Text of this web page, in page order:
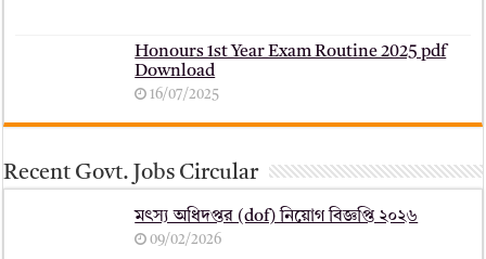
Honours 1st Year Exam Routine 2025 pdf
Download
16/07/2025
Recent Govt. Jobs Circular
মৎস্য অধিদপ্তর (dof) নিয়োগ বিজ্ঞপ্তি ২০২৬
09/02/2026